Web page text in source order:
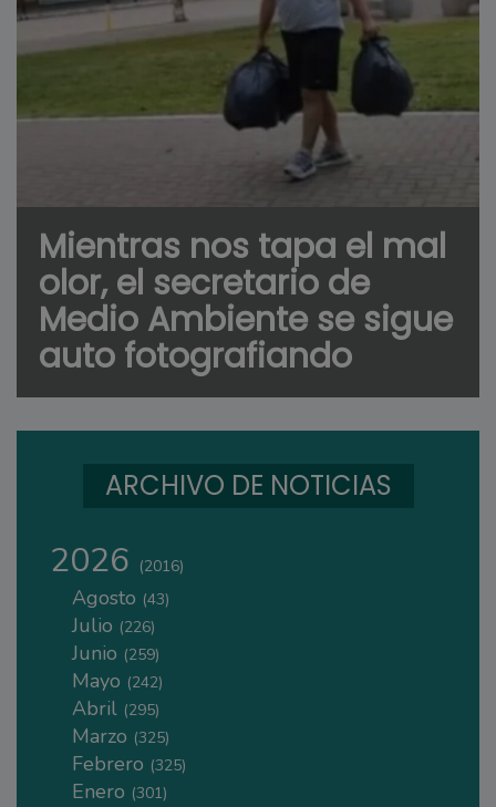
Mientras nos tapa el mal
olor, el secretario de
Medio Ambiente se sigue
auto fotografiando
ARCHIVO DE NOTICIAS
2026 (2016)
Agosto (43)
Julio (226)
Junio (259)
Mayo (242)
Abril (295)
Marzo (325)
Febrero (325)
Enero (301)